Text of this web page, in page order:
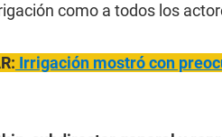
como a todos los
Irrigación mostró con